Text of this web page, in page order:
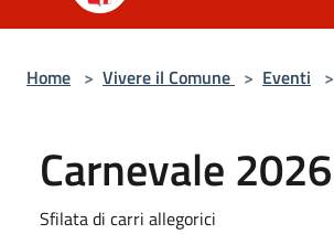
Home > Vivere il Comune > Eventi >
Carnevale 2026
Sfilata di carri allegorici